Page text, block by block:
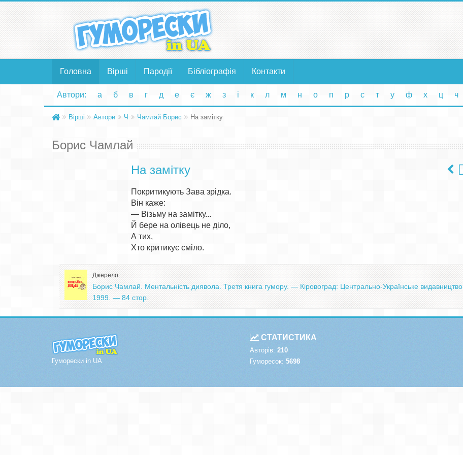
Головна Вірші Пародії Бібліографія Контакти
Автори: а б в г д е є ж з і к л м н о п р с т у ф х ц ч
Вірші Автори Ч Чамлай Борис На замітку
Борис Чамлай
На замітку
Покритикують Зава зрідка.
Він каже:
— Візьму на замітку...
Й бере на олівець не діло,
А тих,
Джерело:
Борис Чамлай. Ментальність диявола. Третя книга гумору. — Кіровоград: Центрально-Українське видавництво,
1999. — 84 стор.
Гуморески in UA
СТАТИСТИКА
Авторів: 210
Гуморесок: 5698